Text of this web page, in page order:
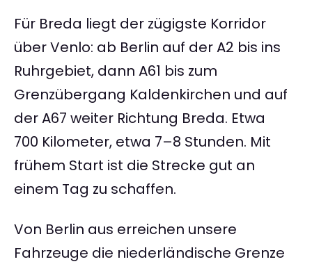
Für Breda liegt der zügigste Korridor
über Venlo: ab Berlin auf der A2 bis ins
Ruhrgebiet, dann A61 bis zum
Grenzübergang Kaldenkirchen und auf
der A67 weiter Richtung Breda. Etwa
700 Kilometer, etwa 7–8 Stunden. Mit
frühem Start ist die Strecke gut an
einem Tag zu schaffen.
Von Berlin aus erreichen unsere
Fahrzeuge die niederländische Grenze